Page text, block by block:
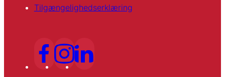
Tilgængelighedserklæring